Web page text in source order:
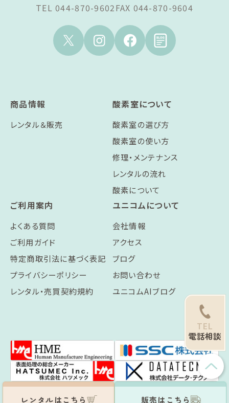
TEL
電話相談
レンタルはこちら 販売はこちら
TEL 044-870-9602FAX 044-870-9604
商品情報
レンタル＆販売
酸素室について
酸素室の選び方
酸素室の使い方
修理・メンテナンス
レンタルの流れ
酸素について
ご利用案内
よくある質問
ご利用ガイド
特定商取引法に基づく表記
プライバシーポリシー
レンタル・売買契約規約
ユニコムについて
会社情報
アクセス
ブログ
お問い合わせ
ユニコムAIブログ